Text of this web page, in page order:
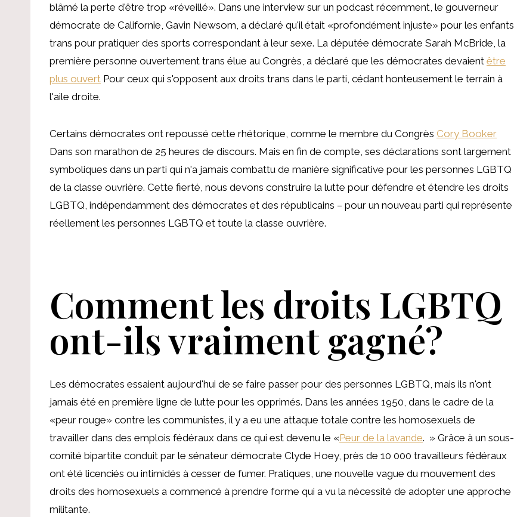
blâmé la perte d'être trop «réveillé». Dans une interview sur un podcast récemment, le gouverneur
démocrate de Californie, Gavin Newsom, a déclaré qu'il était «profondément injuste» pour les enfants
trans pour pratiquer des sports correspondant à leur sexe. La députée démocrate Sarah McBride, la
première personne ouvertement trans élue au Congrès, a déclaré que les démocrates devaient être
plus ouvert Pour ceux qui s'opposent aux droits trans dans le parti, cédant honteusement le terrain à
l'aile droite.
Certains démocrates ont repoussé cette rhétorique, comme le membre du Congrès Cory Booker
Dans son marathon de 25 heures de discours. Mais en fin de compte, ses déclarations sont largement
symboliques dans un parti qui n'a jamais combattu de manière significative pour les personnes LGBTQ
de la classe ouvrière. Cette fierté, nous devons construire la lutte pour défendre et étendre les droits
LGBTQ, indépendamment des démocrates et des républicains – pour un nouveau parti qui représente
réellement les personnes LGBTQ et toute la classe ouvrière.
Comment les droits LGBTQ
ont-ils vraiment gagné?
Les démocrates essaient aujourd'hui de se faire passer pour des personnes LGBTQ, mais ils n'ont
jamais été en première ligne de lutte pour les opprimés. Dans les années 1950, dans le cadre de la
«peur rouge» contre les communistes, il y a eu une attaque totale contre les homosexuels de
travailler dans des emplois fédéraux dans ce qui est devenu le «Peur de la lavande. » Grâce à un sous-
comité bipartite conduit par le sénateur démocrate Clyde Hoey, près de 10 000 travailleurs fédéraux
ont été licenciés ou intimidés à cesser de fumer. Pratiques, une nouvelle vague du mouvement des
droits des homosexuels a commencé à prendre forme qui a vu la nécessité de adopter une approche
militante.